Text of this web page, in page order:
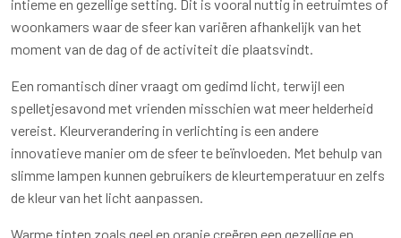
intieme en gezellige setting. Dit is vooral nuttig in eetruimtes of
woonkamers waar de sfeer kan variëren afhankelijk van het
moment van de dag of de activiteit die plaatsvindt.
Een romantisch diner vraagt om gedimd licht, terwijl een
spelletjesavond met vrienden misschien wat meer helderheid
vereist. Kleurverandering in verlichting is een andere
innovatieve manier om de sfeer te beïnvloeden. Met behulp van
slimme lampen kunnen gebruikers de kleurtemperatuur en zelfs
de kleur van het licht aanpassen.
Warme tinten zoals geel en oranje creëren een gezellige en